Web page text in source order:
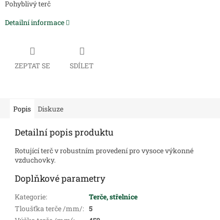
Pohyblivý terč
Detailní informace
ZEPTAT SE SDÍLET
Popis Diskuze
Detailní popis produktu
Rotující terč v robustním provedení pro vysoce výkonné
vzduchovky.
Doplňkové parametry
Kategorie:
Terče, střelnice
Tloušťka terče /mm/: 5